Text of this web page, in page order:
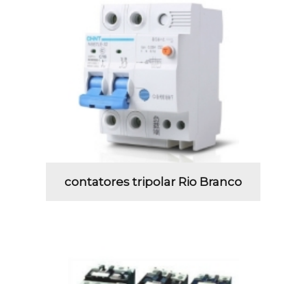
contatores tripolar Rio Branco